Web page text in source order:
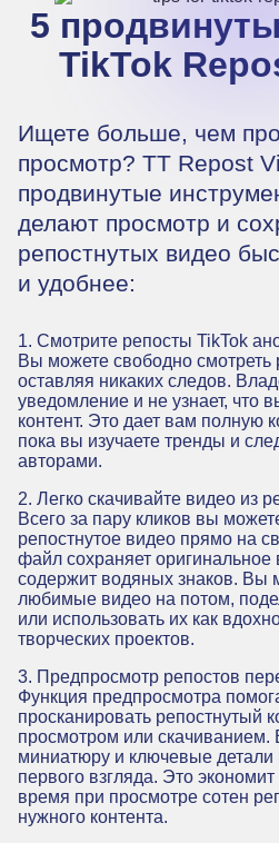
5
TikTok
Ищете больше, чем
просмотр? TT Repost
продвинутые
делают просмотр и
репостнутых видео
и удобнее:
1. Смотрите репосты TikTok
Вы можете свободно смотреть
оставляя никаких следов.
уведомление и не узнает, что
контент. Это дает вам полную
пока вы изучаете тренды и
авторами.
2. Легко скачивайте видео из
Всего за пару кликов вы
репостнутое видео прямо на
файл сохраняет оригинальное
содержит водяных знаков. Вы
любимые видео на потом,
или использовать их как
творческих проектов.
3. Предпросмотр репостов
Функция предпросмотра
просканировать репостнутый
просмотром или скачиванием.
миниатюру и ключевые детали
первого взгляда. Это
время при просмотре сотен
нужного контента.